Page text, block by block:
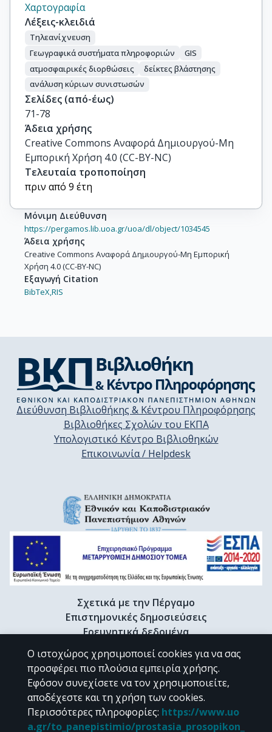
Χαρτογραφία
Λέξεις-κλειδιά
Τηλεανίχνευση
Γεωγραφικά συστήματα πληροφοριών
GIS
ατμοσφαιρικές διορθώσεις
δείκτες βλάστησης
ανάλυση κύριων συνιστωσών
Σελίδες (από-έως)
71-78
Άδεια χρήσης
Creative Commons Αναφορά Δημιουργού-Μη
Εμπορική Χρήση 4.0 (CC-BY-NC)
Τελευταία τροποποίηση
πριν από 9 έτη
Μόνιμη Διεύθυνση
https://pergamos.lib.uoa.gr/uoa/dl/object/1034545
Άδεια χρήσης
Creative Commons Αναφορά Δημιουργού-Μη Εμπορική
Χρήση 4.0 (CC-BY-NC)
Εξαγωγή Citation
BibTeX,RIS
Διεύθυνση Βιβλιοθήκης & Κέντρου Πληροφόρησης
Βιβλιοθήκες Σχολών του ΕΚΠΑ
Υπολογιστικό Κέντρο Βιβλιοθηκών
Επικοινωνία / Helpdesk
Σχετικά με την Πέργαμο
Επιστημονικές δημοσιεύσεις
Ερευνητικά δεδομένα
Διδακτορικές διατριβές & Γκρίζα βιβλιογραφία
Προφίλ Ερευνητή
CC BY-NC 4.0
Ο ιστοχώρος χρησιμοποιεί cookies για να σας
προσφέρει πιο πλούσια εμπειρία χρήσης.
Εφόσον συνεχίσετε να τον χρησιμοποιείτε,
αποδέχεστε και τη χρήση των cookies.
Περισσότερες πληροφορίες: https://www.uo
a.gr/to_panepistimio/prostasia_prosopikon_